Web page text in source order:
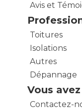
Avis et
Toitures
Isolations
Autres
Dépannage
Vous
Contactez-